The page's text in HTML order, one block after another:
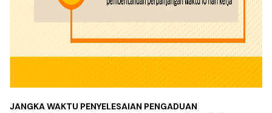
JANGKA WAKTU PENYELESAIAN PENGADUAN